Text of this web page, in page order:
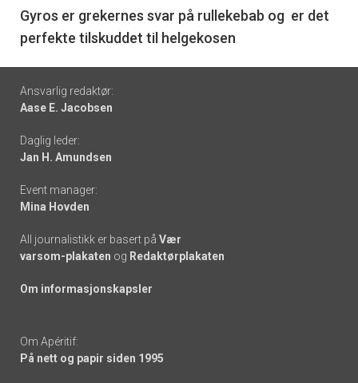
6
Gyros er grekernes svar på rullekebab og er det
perfekte tilskuddet til helgekosen
Footer
-
links
Ansvarlig redaktør:
Aase E. Jacobsen
Daglig leder:
Jan H. Amundsen
Event manager:
Mina Hovden
All journalistikk er basert på Vær
varsom-plakaten og Redaktørplakaten
Om informasjonskapsler
Om Apéritif:
På nett og papir siden 1995